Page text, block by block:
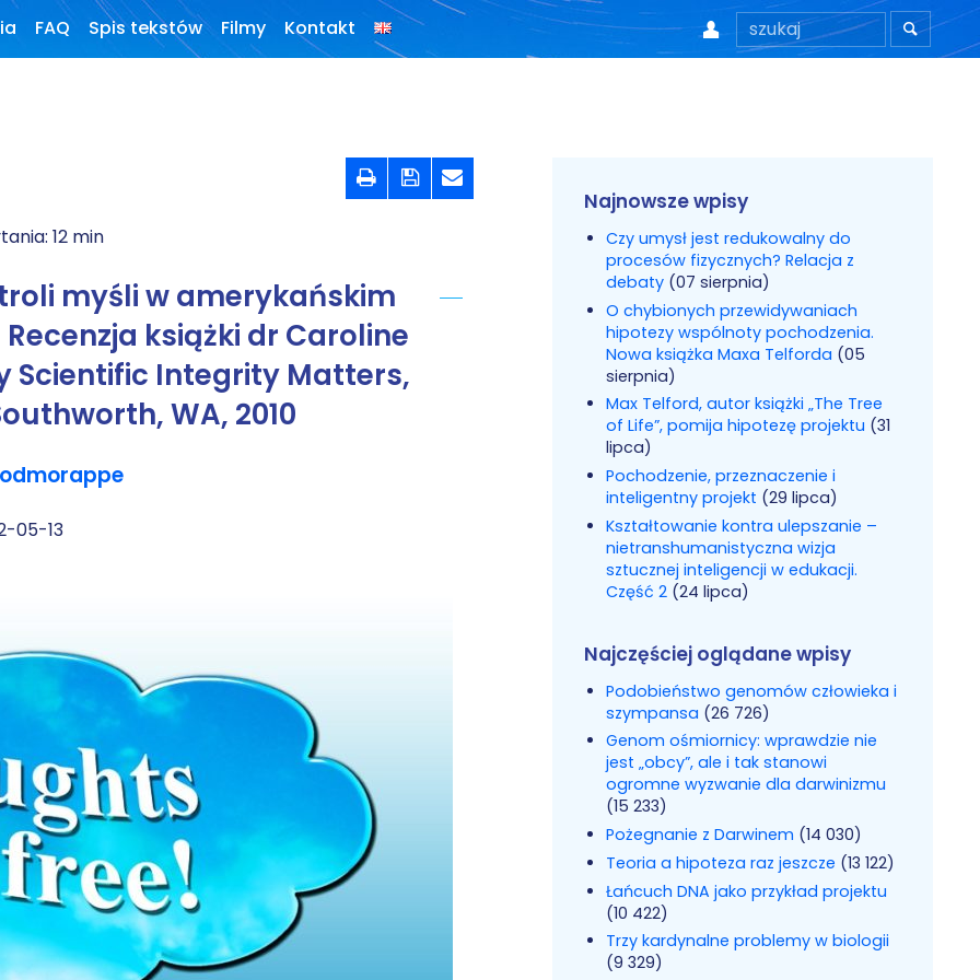
FAQ Spis tekstów Filmy
Filmy
O książkach
FAQ
Kontakt  
  
myśli w amerykańskim
książki dr Caroline
Scientific Integrity Matters,
WA, 2010
12 min
05-13
Najnowsze wpisy
Czy umysł jest redukowalny do
procesów fizycznych? Relacja z
debaty (07 sierpnia)
O chybionych przewidywaniach
hipotezy wspólnoty pochodzenia.
Nowa książka Maxa Telforda (05
sierpnia)
Max Telford, autor książki „The Tree
of Life”, pomija hipotezę projektu (31
lipca)
Pochodzenie, przeznaczenie i
inteligentny projekt (29 lipca)
Kształtowanie kontra ulepszanie –
nietranshumanistyczna wizja
sztucznej inteligencji w edukacji.
Część 2 (24 lipca)
Najczęściej oglądane wpisy
Podobieństwo genomów człowieka i
szympansa (26 726)
Genom ośmiornicy: wprawdzie nie
jest „obcy”, ale i tak stanowi
ogromne wyzwanie dla darwinizmu
(15 233)
Pożegnanie z Darwinem (14 030)
Teoria a hipoteza raz jeszcze (13 122)
Łańcuch DNA jako przykład projektu
(10 422)
Trzy kardynalne problemy w biologii
(9 329)